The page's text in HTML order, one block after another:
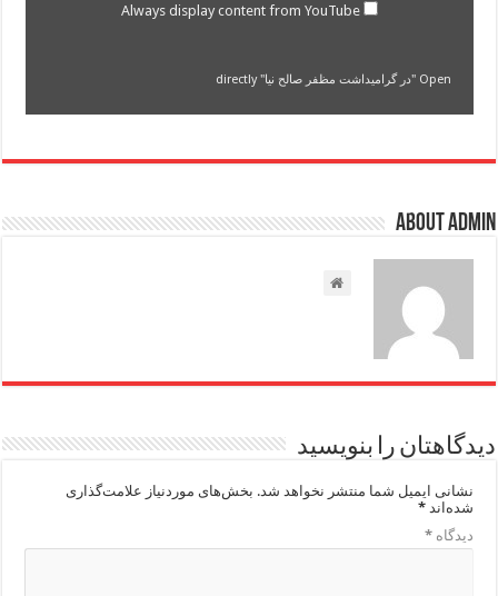
Always display content from YouTube
Open "در گرامیداشت مظفر صالح نیا" directly
About admin
دیدگاهتان را بنویسید
نشانی ایمیل شما منتشر نخواهد شد. بخش‌های موردنیاز علامت‌گذاری
شده‌اند*
دیدگاه*